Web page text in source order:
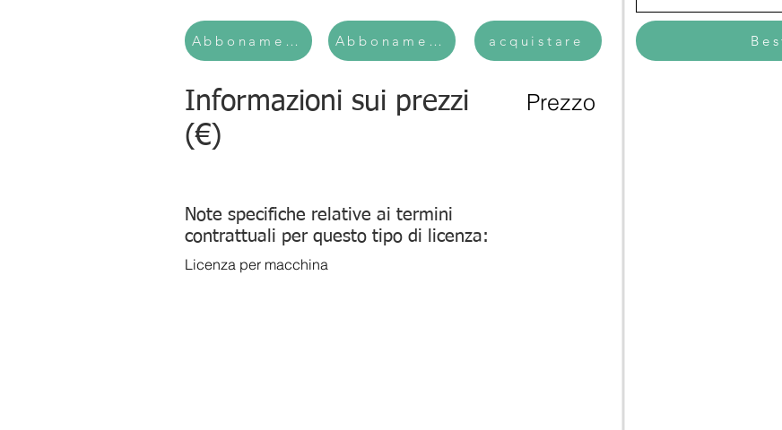
Abbonamento mensileAbbonamento annualeacquistare
Informazioni sui prezzi
(€)
Prezzo
Note specifiche relative ai termini
contrattuali per questo tipo di licenza:
Licenza per macchina